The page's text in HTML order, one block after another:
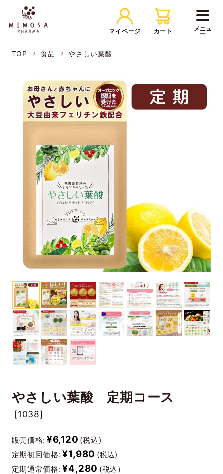
マイページ カート
TOP 食品 やさしい葉酸
やさしい葉酸 定期コース
[1038]
販売価格: ¥6,120 (税込)
定期初回価格: ¥1,980 (税込)
定期通常価格: ¥4,280 (税込）